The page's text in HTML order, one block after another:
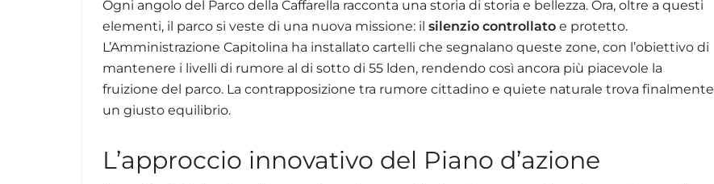
Ogni angolo del Parco della Caffarella racconta una storia di storia e bellezza. Ora, oltre a questi
elementi, il parco si veste di una nuova missione: il silenzio controllato e protetto.
L’Amministrazione Capitolina ha installato cartelli che segnalano queste zone, con l’obiettivo di
mantenere i livelli di rumore al di sotto di 55 lden, rendendo così ancora più piacevole la
fruizione del parco. La contrapposizione tra rumore cittadino e quiete naturale trova finalmente
un giusto equilibrio.
L’approccio innovativo del Piano d’azione